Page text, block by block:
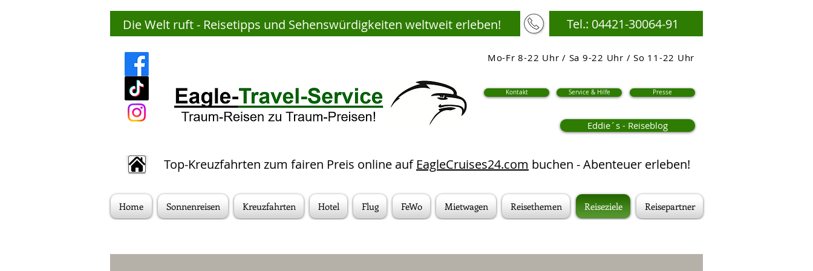
Tel.: 04421-30064-91
Die Welt ruft - Reisetipps und Sehenswürdigkeiten weltweit erleben!
Mo-Fr 8-22 Uhr / Sa 9-22 Uhr / So 11-22 Uhr
Kontakt Service & Hilfe Presse
Eddie´s - Reiseblog
Top-Kreuzfahrten zum fairen Preis online auf EagleCruises24.com buchen - Abenteuer erleben!
Home Sonnenreisen Kreuzfahrten Hotel Flug FeWo Mietwagen Reisethemen Reiseziele Reisepartner